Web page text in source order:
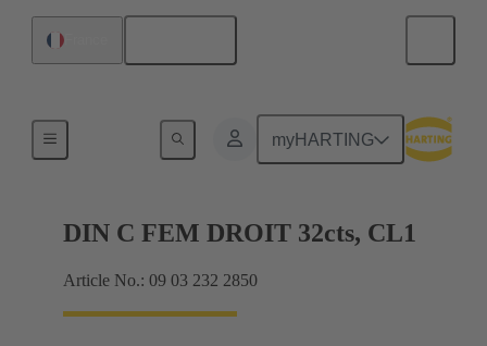
myHARTING
Raccordement carte mère à carte fille
DIN C FEM DROIT 32cts, CL1
Article No.: 09 03 232 2850